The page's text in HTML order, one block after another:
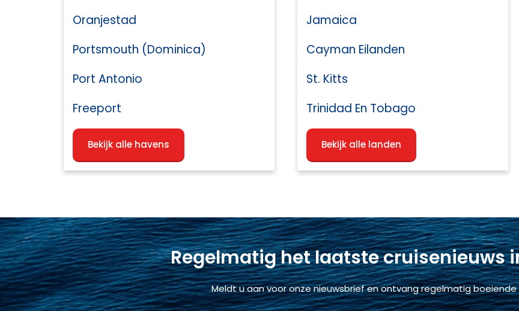
Oranjestad
Portsmouth (Dominica)
Port Antonio
Freeport
Bekijk alle havens
Jamaica
Cayman Eilanden
St. Kitts
Trinidad En Tobago
Bekijk alle landen
Regelmatig het laatste cruisenieuws
Meldt u aan voor onze nieuwsbrief en ontvang regelmatig